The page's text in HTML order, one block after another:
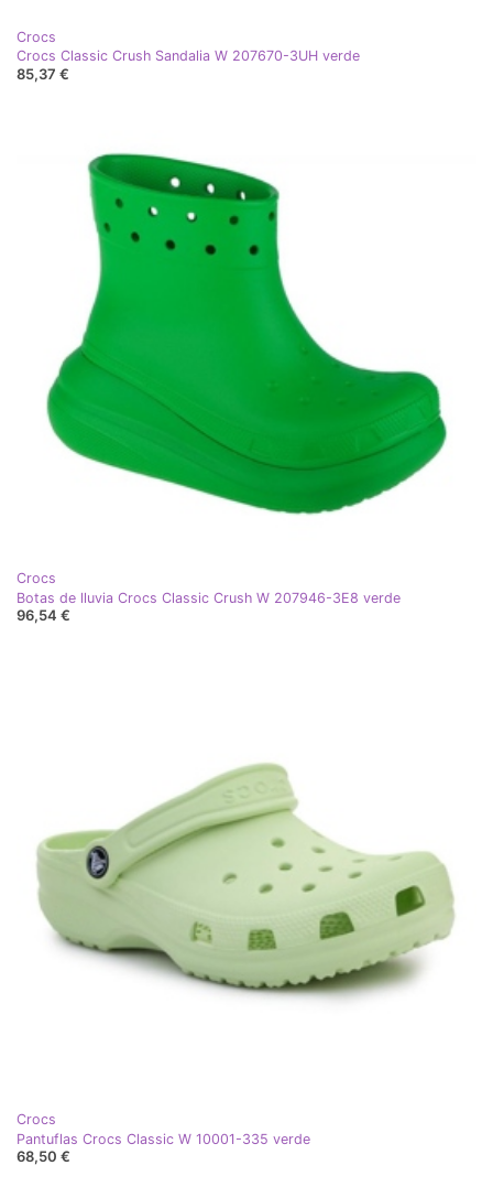
Crocs
Crocs Classic Crush Sandalia W 207670-3UH verde
85,37 €
Crocs
Botas de lluvia Crocs Classic Crush W 207946-3E8 verde
96,54 €
Crocs
Pantuflas Crocs Classic W 10001-335 verde
68,50 €